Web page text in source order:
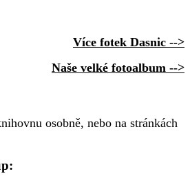
Více fotek Dasnic -->
Naše velké fotoalbum -->
osobně, nebo na stránkách